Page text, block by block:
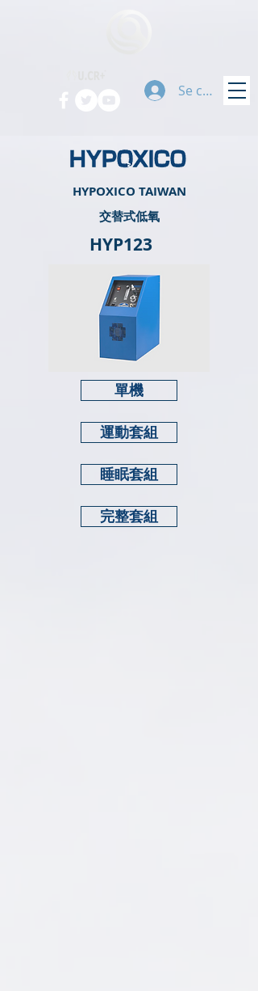
Se connecter
HYPOXICO TAIWAN
​交替式低氧
HYP123
單機
運動套組
睡眠套組
完整套組